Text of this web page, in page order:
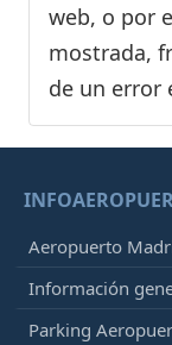
web, o por
mostrada,
de un error
Aeropuerto
Información
Parking